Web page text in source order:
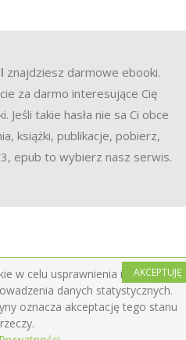
w celu usprawnienia i ułatwienia
danych statystycznych.
oznacza akceptację tego stanu
rzeczy.
AKCEPTUJĘ
znajdziesz darmowe ebooki.
za darmo interesujące Cię
Jeśli takie hasła nie sa Ci obce
książki, publikacje, pobierz,
epub to wybierz nasz serwis.